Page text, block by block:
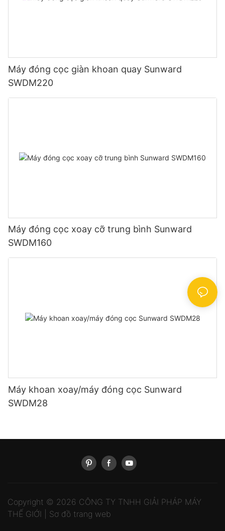
Máy đóng cọc giàn khoan quay Sunward
SWDM220
Máy đóng cọc xoay cỡ trung bình Sunward
SWDM160
Máy khoan xoay/máy đóng cọc Sunward
SWDM28
Copyright © 2026 CÔNG TY TNHH GIẢI PHÁP MÁY
THẾ GIỚI | Sơ đồ trang web